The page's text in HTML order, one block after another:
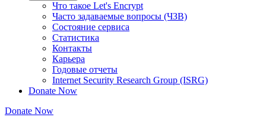
Что такое Let's Encrypt
Часто задаваемые вопросы (ЧЗВ)
Состояние сервиса
Статистика
Контакты
Карьера
Годовые отчеты
Internet Security Research Group (ISRG)
Donate Now
Donate Now